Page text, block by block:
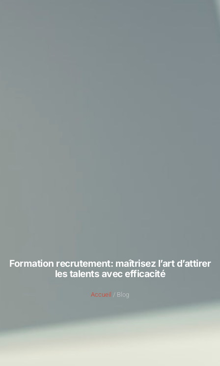
Formation recrutement: maîtrisez l’art d’attirer
les talents avec efficacité
Accueil / Blog